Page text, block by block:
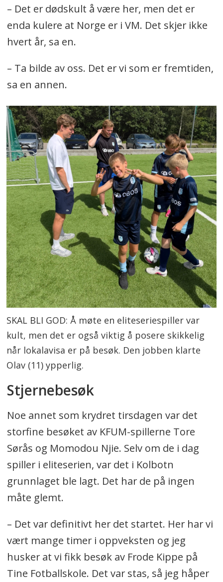
– Det er dødskult å være her, men det er
enda kulere at Norge er i VM. Det skjer ikke
hvert år, sa en.
– Ta bilde av oss. Det er vi som er fremtiden,
sa en annen.
SKAL BLI GOD: Å møte en eliteseriespiller var
kult, men det er også viktig å posere skikkelig
når lokalavisa er på besøk. Den jobben klarte
Olav (11) ypperlig.
Stjernebesøk
Noe annet som krydret tirsdagen var det
storfine besøket av KFUM-spillerne Tore
Sørås og Momodou Njie. Selv om de i dag
spiller i eliteserien, var det i Kolbotn
grunnlaget ble lagt. Det har de på ingen
måte glemt.
– Det var definitivt her det startet. Her har vi
vært mange timer i oppveksten og jeg
husker at vi fikk besøk av Frode Kippe på
Tine Fotballskole. Det var stas, så jeg håper